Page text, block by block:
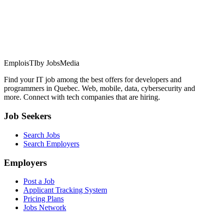
EmploisTIby JobsMedia
Find your IT job among the best offers for developers and
programmers in Quebec. Web, mobile, data, cybersecurity and
more. Connect with tech companies that are hiring.
Job Seekers
Search Jobs
Search Employers
Employers
Post a Job
Applicant Tracking System
Pricing Plans
Jobs Network